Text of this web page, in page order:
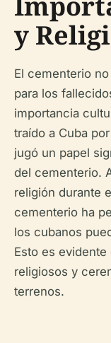
y
El cementerio
para los
importancia
traído a Cuba
jugó un papel
del cementerio.
religión durante
cementerio ha
los cubanos
Esto es
religiosos y
terrenos.